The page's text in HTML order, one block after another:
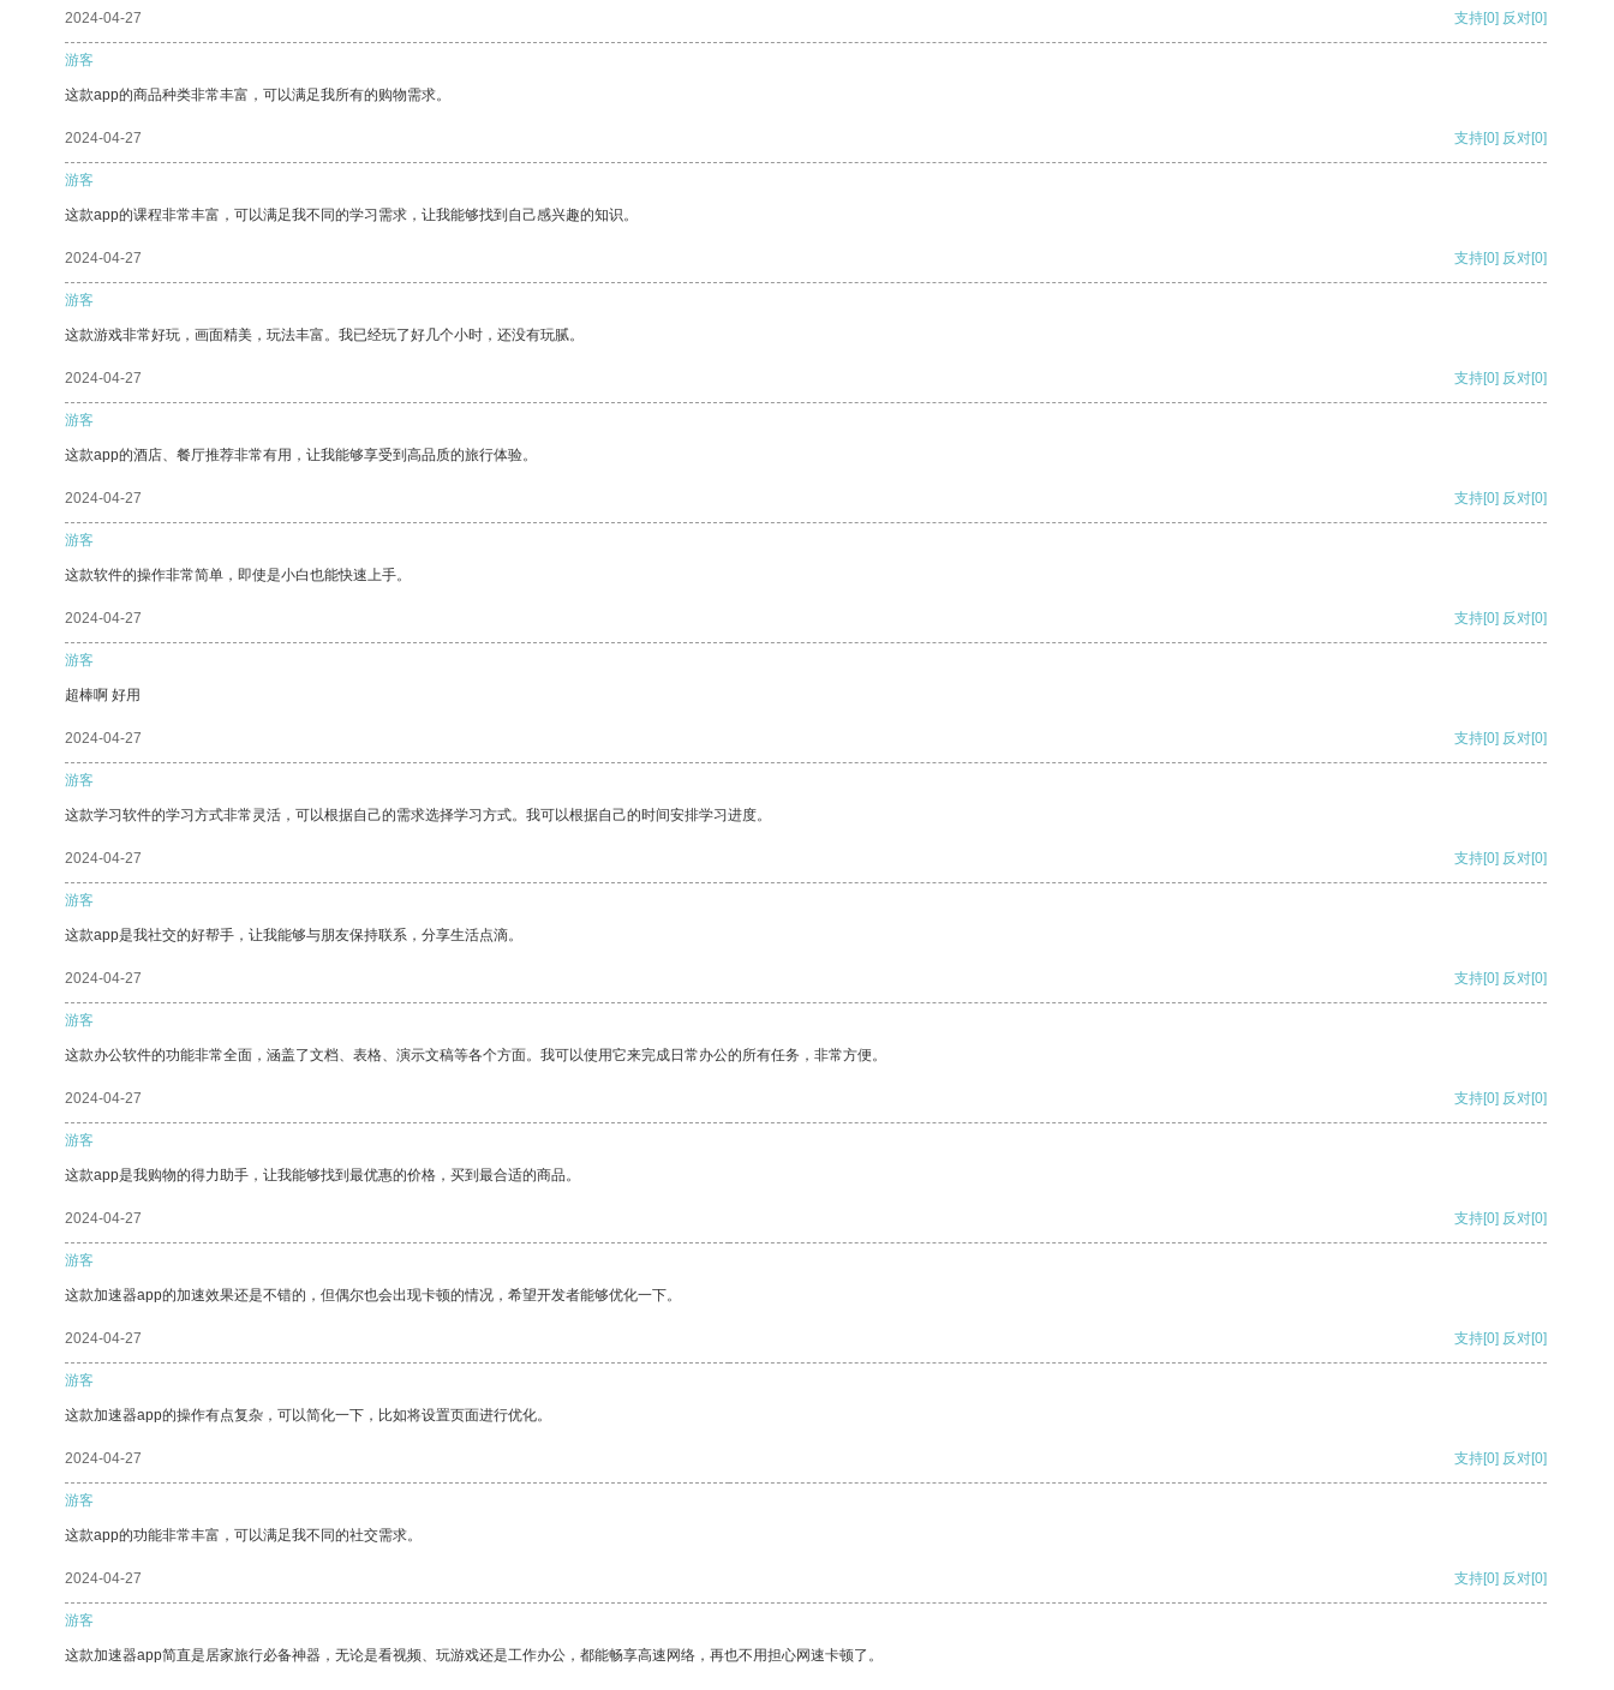
2024-04-27 支持[0] 反对[0]
游客
这款app的商品种类非常丰富，可以满足我所有的购物需求。
2024-04-27 支持[0] 反对[0]
游客
这款app的课程非常丰富，可以满足我不同的学习需求，让我能够找到自己感兴趣的知识。
2024-04-27 支持[0] 反对[0]
游客
这款游戏非常好玩，画面精美，玩法丰富。我已经玩了好几个小时，还没有玩腻。
2024-04-27 支持[0] 反对[0]
游客
这款app的酒店、餐厅推荐非常有用，让我能够享受到高品质的旅行体验。
2024-04-27 支持[0] 反对[0]
游客
这款软件的操作非常简单，即使是小白也能快速上手。
2024-04-27 支持[0] 反对[0]
游客
超棒啊 好用
2024-04-27 支持[0] 反对[0]
游客
这款学习软件的学习方式非常灵活，可以根据自己的需求选择学习方式。我可以根据自己的时间安排学习进度。
2024-04-27 支持[0] 反对[0]
游客
这款app是我社交的好帮手，让我能够与朋友保持联系，分享生活点滴。
2024-04-27 支持[0] 反对[0]
游客
这款办公软件的功能非常全面，涵盖了文档、表格、演示文稿等各个方面。我可以使用它来完成日常办公的所有任务，非常方便。
2024-04-27 支持[0] 反对[0]
游客
这款app是我购物的得力助手，让我能够找到最优惠的价格，买到最合适的商品。
2024-04-27 支持[0] 反对[0]
游客
这款加速器app的加速效果还是不错的，但偶尔也会出现卡顿的情况，希望开发者能够优化一下。
2024-04-27 支持[0] 反对[0]
游客
这款加速器app的操作有点复杂，可以简化一下，比如将设置页面进行优化。
2024-04-27 支持[0] 反对[0]
游客
这款app的功能非常丰富，可以满足我不同的社交需求。
2024-04-27 支持[0] 反对[0]
游客
这款加速器app简直是居家旅行必备神器，无论是看视频、玩游戏还是工作办公，都能畅享高速网络，再也不用担心网速卡顿了。